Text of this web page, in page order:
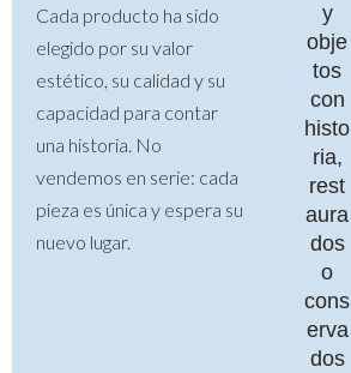
Cada producto ha sido
elegido por su valor
estético, su calidad y su
capacidad para contar
una historia. No
vendemos en serie: cada
pieza es única y espera su
nuevo lugar.
y
obje
tos
con
histo
ria,
rest
aura
dos
o
cons
erva
dos